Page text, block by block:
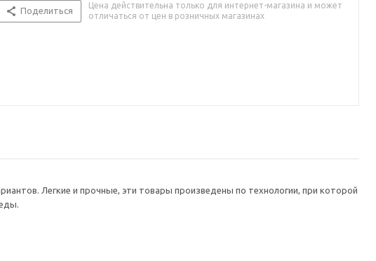
Поделиться
Цена действительна только для интернет-магазина и может
отличаться от цен в розничных магазинах
Легкие и прочные, эти товары произведены по технологии, при которой